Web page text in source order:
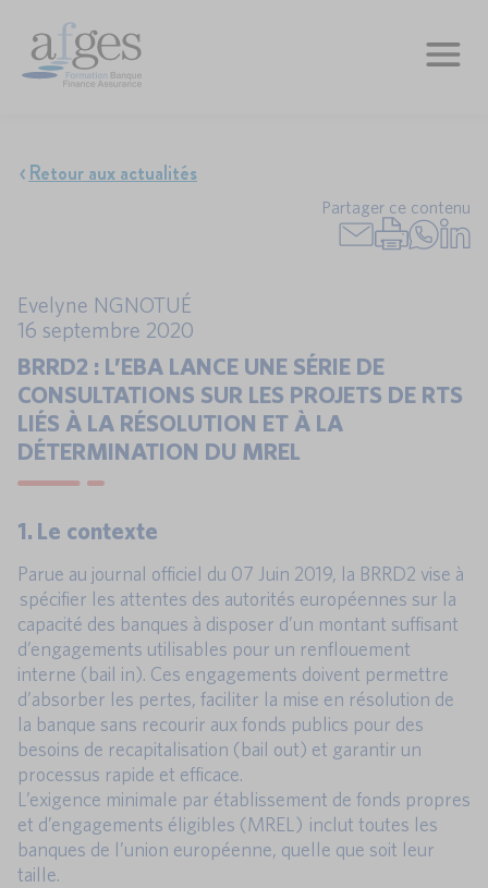
Retour aux actualités
Partager ce contenu
Evelyne NGNOTUÉ
16 septembre 2020
BRRD2 : L’EBA LANCE UNE SÉRIE DE
CONSULTATIONS SUR LES PROJETS DE RTS
LIÉS À LA RÉSOLUTION ET À LA
DÉTERMINATION DU MREL
1. Le contexte
Parue au journal officiel du 07 Juin 2019, la BRRD2 vise à
spécifier les attentes des autorités européennes sur la
capacité des banques à disposer d’un montant suffisant
d’engagements utilisables pour un renflouement
interne (bail in). Ces engagements doivent permettre
d’absorber les pertes, faciliter la mise en résolution de
la banque sans recourir aux fonds publics pour des
besoins de recapitalisation (bail out) et garantir un
processus rapide et efficace.
L’exigence minimale par établissement de fonds propres
et d’engagements éligibles (MREL) inclut toutes les
banques de l’union européenne, quelle que soit leur
taille.